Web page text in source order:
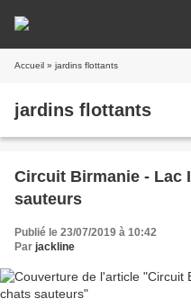
Accueil » jardins flottants
jardins flottants
Circuit Birmanie - Lac
sauteurs
Publié le 23/07/2019 à 10:42
Par jackline